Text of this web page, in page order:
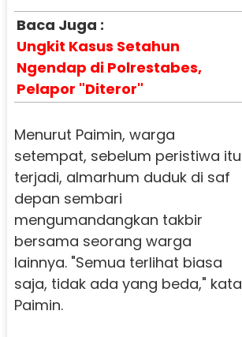
Baca Juga :
Ungkit Kasus Setahun
Ngendap di Polrestabes,
Pelapor "Diteror"
Menurut Paimin, warga
setempat, sebelum peristiwa itu
terjadi, almarhum duduk di saf
depan sembari
mengumandangkan takbir
bersama seorang warga
lainnya. "Semua terlihat biasa
saja, tidak ada yang beda," kata
Paimin.